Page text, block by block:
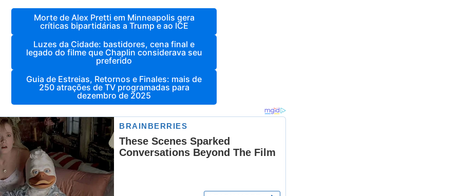
Morte de Alex Pretti em Minneapolis gera
críticas bipartidárias a Trump e ao ICE
Luzes da Cidade: bastidores, cena final e
legado do filme que Chaplin considerava seu
preferido
Guia de Estreias, Retornos e Finales: mais de
250 atrações de TV programadas para
dezembro de 2025